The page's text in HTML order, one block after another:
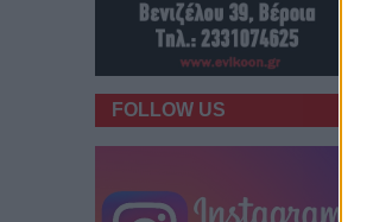
FOLLOW US